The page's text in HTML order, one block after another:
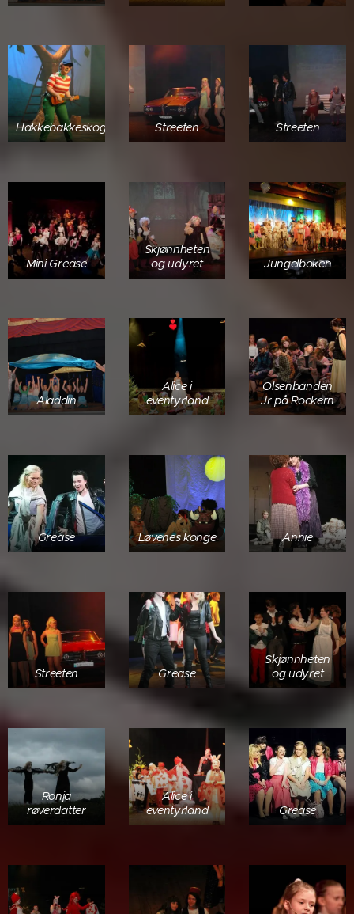
Hakkebakkeskogen Streeten Streeten
Mini Grease
Skjønnheten
og udyret
Jungelboken
Aladdin
Alice i
eventyrland
Olsenbanden
Jr på Rockern
Grease Løvenes konge Annie
Streeten Grease
Skjønnheten
og udyret
Ronja
røverdatter
Alice i
eventyrland
Grease